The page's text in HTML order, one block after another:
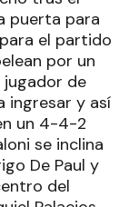
puerta para
el partido
por un
jugador de
ingresar y así
un 4-4-2
se inclina
De Paul y
del